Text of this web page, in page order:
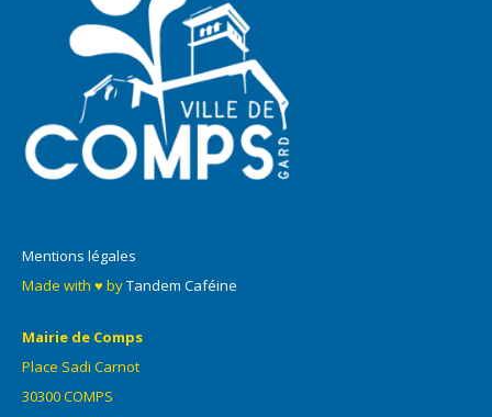
Mentions légales
Made with ♥ byTandem Caféine
Mairie de Comps
Place Sadi Carnot
30300 COMPS